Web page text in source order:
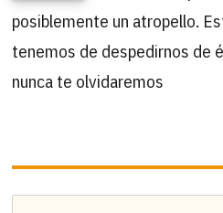
posiblemente un atropello.
tenemos de despedirnos de
nunca te olvidaremos